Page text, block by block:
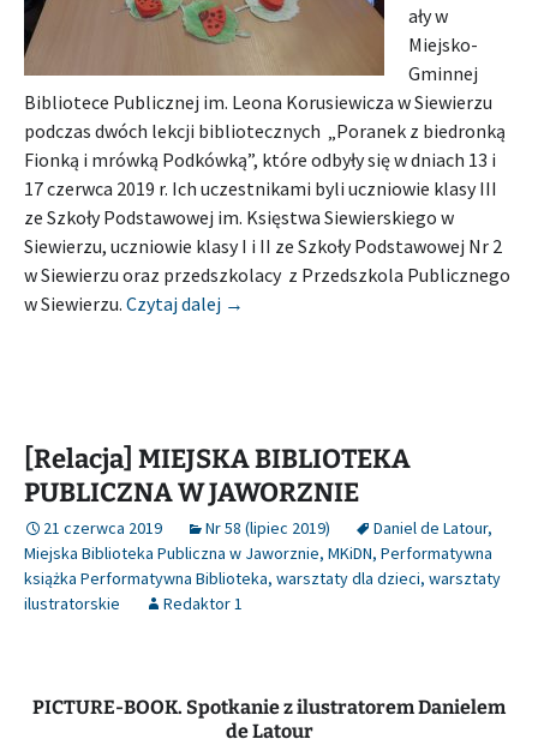
ały w
Miejsko-
Gminnej
Bibliotece Publicznej im. Leona Korusiewicza w Siewierzu
podczas dwóch lekcji bibliotecznych „Poranek z biedronką
Fionką i mrówką Podkówką”, które odbyły się w dniach 13 i
17 czerwca 2019 r. Ich uczestnikami byli uczniowie klasy III
ze Szkoły Podstawowej im. Księstwa Siewierskiego w
Siewierzu, uczniowie klasy I i II ze Szkoły Podstawowej Nr 2
w Siewierzu oraz przedszkolacy z Przedszkola Publicznego
w Siewierzu. Czytaj dalej [Relacja] MIEJSKO-POWIATOWA
→
[Relacja] MIEJSKA BIBLIOTEKA
PUBLICZNA W JAWORZNIE
21 czerwca 2019 Nr 58 (lipiec 2019) Daniel de Latour,
Miejska Biblioteka Publiczna w Jaworznie, MKiDN, Performatywna
książka Performatywna Biblioteka, warsztaty dla dzieci, warsztaty
ilustratorskie
Redaktor 1
PICTURE-BOOK. Spotkanie z ilustratorem Danielem
de Latour